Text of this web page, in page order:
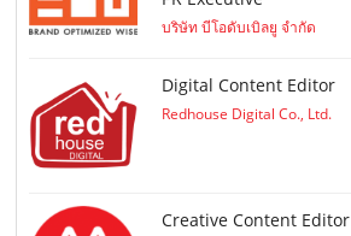
บริษัท บีโอดับเบิลยู จำกัด
Digital Content Editor
Redhouse Digital Co., Ltd.
Creative Content Editor